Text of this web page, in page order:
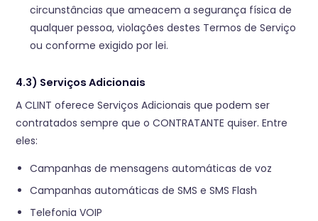
circunstâncias que ameacem a segurança física de
qualquer pessoa, violações destes Termos de Serviço
ou conforme exigido por lei.
4.3) Serviços Adicionais
A CLINT oferece Serviços Adicionais que podem ser
contratados sempre que o CONTRATANTE quiser. Entre
eles:
Campanhas de mensagens automáticas de voz
Campanhas automáticas de SMS e SMS Flash
Telefonia VOIP